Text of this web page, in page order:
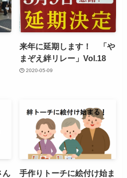
来年に延期します！ 「や
まぞえ絆リレー」Vol.18
2020-05-09
ん
手作りトーチに絵付け始ま